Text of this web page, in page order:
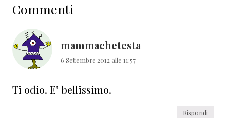
del
lettore
Commenti
mammachetesta
6 Settembre 2012 alle 11:57
Ti odio. E’ bellissimo.
Rispondi